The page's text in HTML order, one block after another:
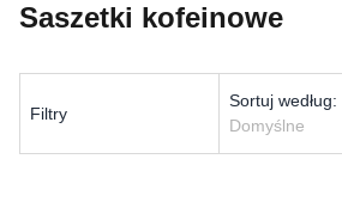
E-mail
Saszetki kofeinowe
Filtry
Sortuj według:
Domyślne